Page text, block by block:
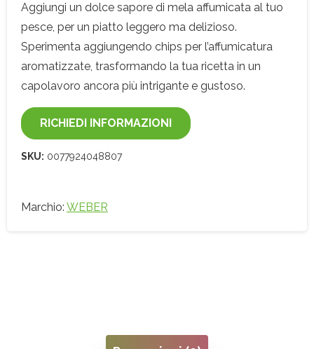
Aggiungi un dolce sapore di mela affumicata al tuo
pesce, per un piatto leggero ma delizioso.
Sperimenta aggiungendo chips per l’affumicatura
aromatizzate, trasformando la tua ricetta in un
capolavoro ancora più intrigante e gustoso.
RICHIEDI INFORMAZIONI
SKU: 0077924048807
Marchio: WEBER